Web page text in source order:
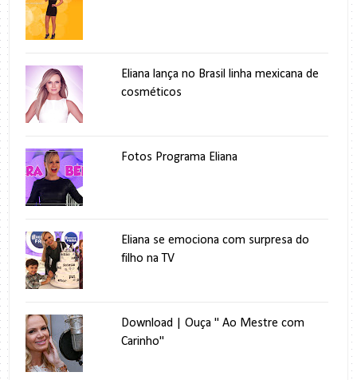
Eliana lança no Brasil linha mexicana de
cosméticos
Fotos Programa Eliana
Eliana se emociona com surpresa do
filho na TV
Download | Ouça " Ao Mestre com
Carinho"